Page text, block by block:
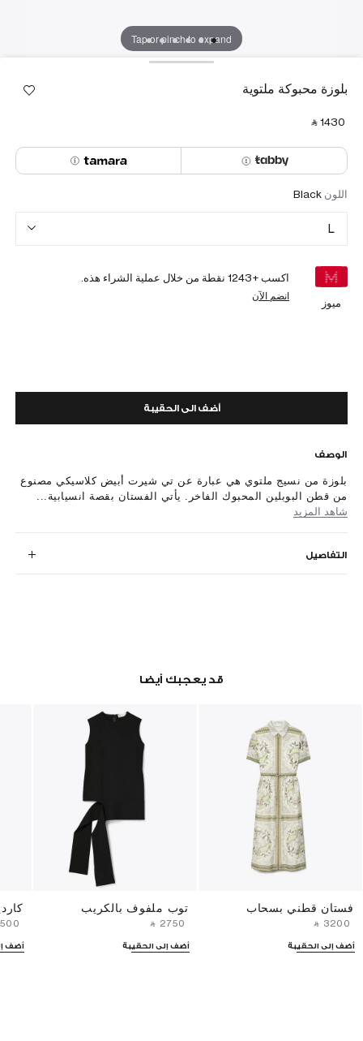
Tap or pinch to expand
بلوزة محبوكة ملتوية
‎ ⃁ ⁦1430⁩ ‎
اللون Black
L
ميوز
اكسب +1243 نقطة من خلال عملية الشراء هذه.
انضم الآن
أضف الى الحقيبة
الوصف
بلوزة من نسيج ملتوي هي عبارة عن تي شيرت أبيض كلاسيكي مصنوع
من قطن البوبلين المحبوك الفاخر. يأتي الفستان بقصة انسيابية...
شاهد المزيد
التفاصيل
قد يعجبك أيضا
فستان قطني بسحاب
‎ ⃁ ⁦3200⁩ ‎
أضف إلى الحقيبة
توب ملفوف بالكريب
‎ ⃁ ⁦2750⁩ ‎
أضف إلى الحقيبة أضف